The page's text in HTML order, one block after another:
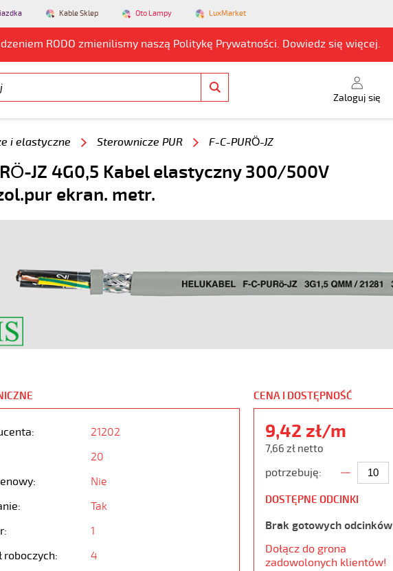
Kable Sklep Oto Lampy LuxMarket
RODO zmienilismy naszą Politykę Prywatności. Dowiedz się więcej.
Zaloguj się
i elastyczne Sterownicze PUR F-C-PURÖ-JZ
JZ 4G0,5 Kabel elastyczny 300/500V
ekran. metr.
21202
20
Nie
Tak
1
roboczych:
4
CENA I DOSTĘPNOŚĆ
9,42 zł/m
7,66 zł netto
potrzebuję:
DOSTĘPNE ODCINKI
Brak gotowych odcinków
Dołącz do grona
zadowolonych klientów!